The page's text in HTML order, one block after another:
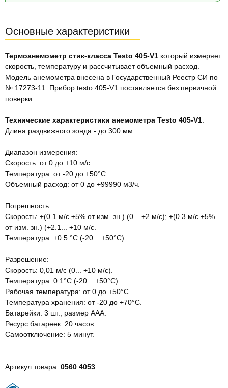
Основные характеристики
Термоанемометр стик-класса Testo 405-V1 который измеряет
скорость, температуру и рассчитывает объемный расход.
Модель анемометра внесена в Государственный Реестр СИ по
№ 17273-11. Прибор testo 405-V1 поставляется без первичной
поверки.
Технические характеристики анемометра Testo 405-V1:
Длина раздвижного зонда - до 300 мм.
Диапазон измерения:
Скорость: от 0 до +10 м/с.
Температура: от -20 до +50°C.
Объемный расход: от 0 до +99990 м3/ч.
Погрешность:
Скорость: ±(0.1 м/с ±5% от изм. зн.) (0... +2 м/с); ±(0.3 м/с ±5%
от изм. зн.) (+2.1... +10 м/с.
Температура: ±0.5 °C (-20... +50°C).
Разрешение:
Скорость: 0,01 м/с (0... +10 м/с).
Температура: 0.1°C (-20... +50°C).
Рабочая температура: от 0 до +50°C.
Температура хранения: от -20 до +70°C.
Батарейки: 3 шт., размер AAA.
Ресурс батареек: 20 часов.
Самоотключение: 5 минут.
Артикул товара: 0560 4053